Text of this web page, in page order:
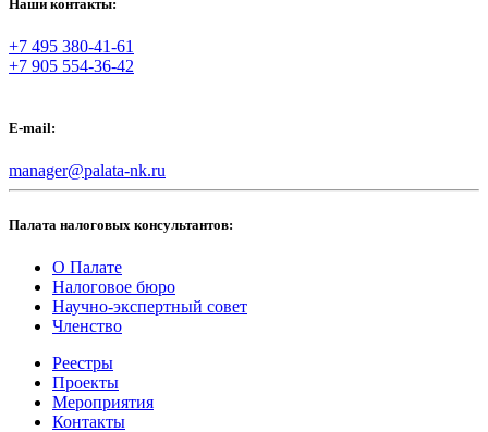
Наши контакты:
+7 495 380-41-61
+7 905 554-36-42
E-mail:
manager@palata-nk.ru
Палата налоговых консультантов:
О Палате
Налоговое бюро
Научно-экспертный совет
Членство
Реестры
Проекты
Мероприятия
Контакты